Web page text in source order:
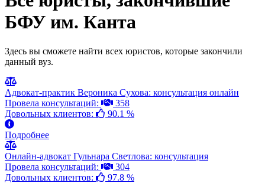
БФУ им. Канта
Здесь вы сможете найти всех юристов, которые закончили
данный вуз.
Адвокат-практик Вероника Сухова: консультация онлайн
Провела консультаций:
358
Довольных клиентов:
90.1 %
Подробнее
Онлайн-адвокат Гульнара Светлова: консультация
Провела консультаций:
304
Довольных клиентов:
97.8 %